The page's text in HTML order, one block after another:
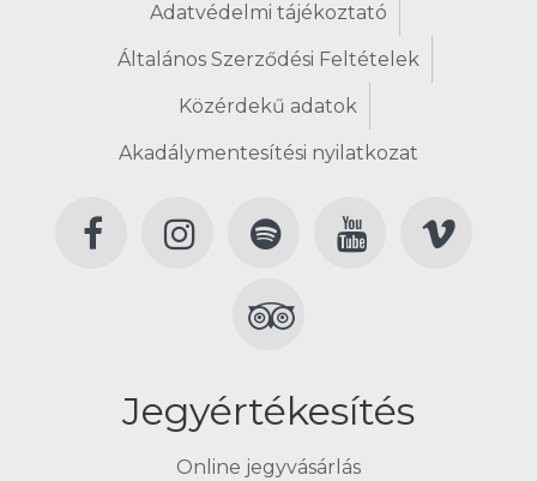
Adatvédelmi tájékoztató
Általános Szerződési Feltételek
Közérdekű adatok
Akadálymentesítési nyilatkozat
Jegyértékesítés
Online jegyvásárlás